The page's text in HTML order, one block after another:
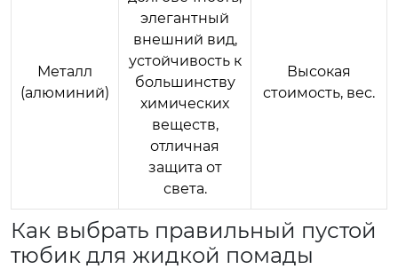
Металл
(алюминий)
элегантный
внешний вид,
устойчивость к
большинству
химических
веществ,
отличная
защита от
света.
Высокая
стоимость, вес.
Как выбрать правильный пустой
тюбик для жидкой помады